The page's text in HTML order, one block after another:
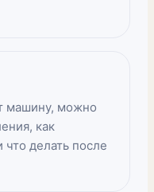
машину, можно
как
что делать после